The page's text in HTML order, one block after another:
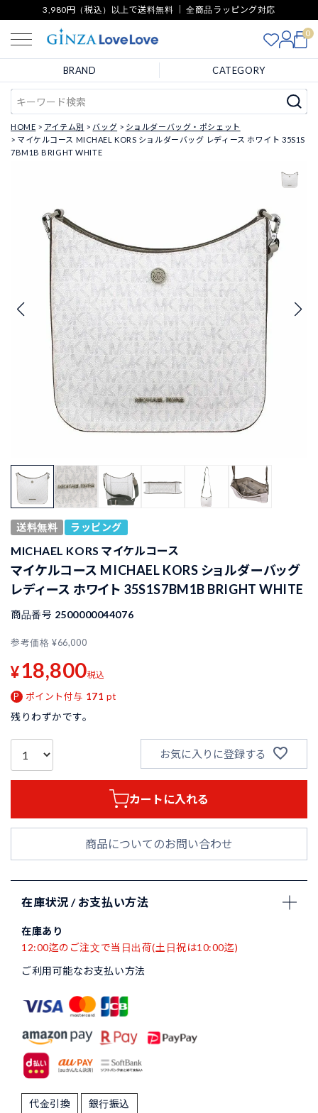
3,980円（税込）以上で送料無料 ｜ 全商品ラッピング対応
0
BRAND CATEGORY
HOME アイテム別 バッグ
ショルダーバッグ・ポシェット
マイケルコース MICHAEL KORS ショルダーバッグ レディース ホワイト 35S1S
7BM1B BRIGHT WHITE
送料無料 ラッピング
MICHAEL KORS マイケルコース
マイケルコース MICHAEL KORS ショルダーバッグ
レディース ホワイト 35S1S7BM1B BRIGHT WHITE
商品番号 2500000044076
参考価格 ¥66,000
¥18,800税込
ポイント付与 171 pt
残りわずかです。
お気に入りに登録する
カートに入れる
商品についてのお問い合わせ
在庫状況 / お支払い方法
在庫あり
12:00迄のご注文で当日出荷(土日祝は10:00迄)
ご利用可能なお支払い方法
代金引換 銀行振込